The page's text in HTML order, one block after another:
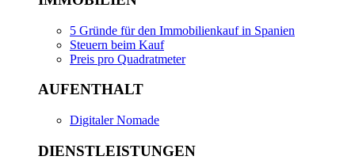
5 Gründe für den Immobilienkauf in Spanien
Steuern beim Kauf
Preis pro Quadratmeter
AUFENTHALT
Digitaler Nomade
DIENSTLEISTUNGEN